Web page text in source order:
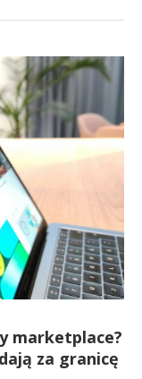
marketplace?
za granicę